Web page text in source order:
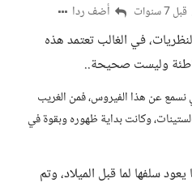
قبل 7 سنوات أضف ردا
في الغالب تعتمد هذه
وليست صحيحة..
نسمع عن هذا الفيروس، فمن الغريب
وكانت بداية ظهوره وبقوة في
سلفها لما قبل الميلاد، وتم